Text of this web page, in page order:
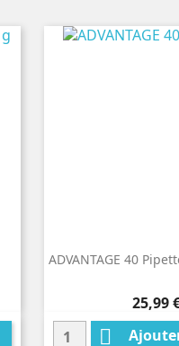
ADVANTAGE 40
Prix
25,99
